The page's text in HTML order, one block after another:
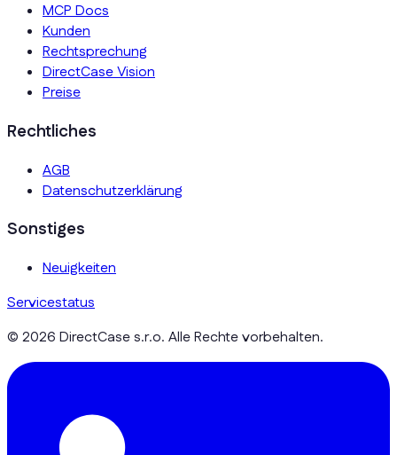
MCP Docs
Kunden
Rechtsprechung
DirectCase Vision
Preise
Rechtliches
AGB
Datenschutzerklärung
Sonstiges
Neuigkeiten
Servicestatus
© 2026 DirectCase s.r.o. Alle Rechte vorbehalten.